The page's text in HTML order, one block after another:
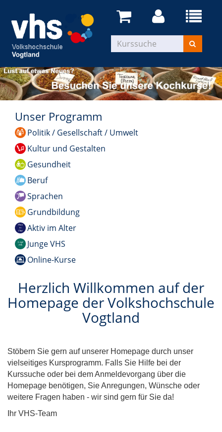
Unser Programm
Politik / Gesellschaft / Umwelt
Kultur und Gestalten
Gesundheit
Beruf
Sprachen
Grundbildung
Aktiv im Alter
Junge VHS
Online-Kurse
Herzlich Willkommen auf der
Homepage der Volkshochschule
Vogtland
Stöbern Sie gern auf unserer Homepage durch unser
vielseitiges Kursprogramm. Falls Sie Hilfe bei der
Kurssuche oder bei dem Anmeldevorgang über die
Homepage benötigen, Sie Anregungen, Wünsche oder
weitere Fragen haben - wir sind gern für Sie da!
Ihr VHS-Team